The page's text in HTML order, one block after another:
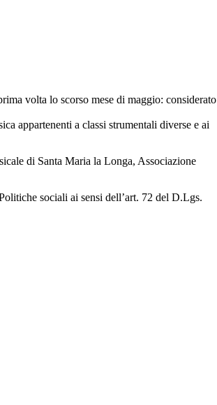
volta lo scorso mese di maggio: considerato
appartenenti a classi strumentali diverse e ai
di Santa Maria la Longa, Associazione
sociali ai sensi dell’art. 72 del D.Lgs.